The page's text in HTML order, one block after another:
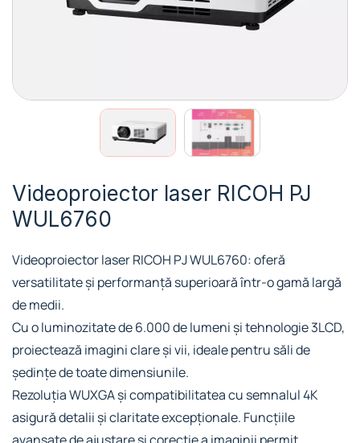
Videoproiector laser RICOH PJ
WUL6760
Videoproiector laser RICOH PJ WUL6760: oferă
versatilitate și performanță superioară într-o gamă largă
de medii.
Cu o luminozitate de 6.000 de lumeni și tehnologie 3LCD,
proiectează imagini clare și vii, ideale pentru săli de
ședințe de toate dimensiunile.
Rezoluția WUXGA și compatibilitatea cu semnalul 4K
asigură detalii și claritate excepționale. Funcțiile